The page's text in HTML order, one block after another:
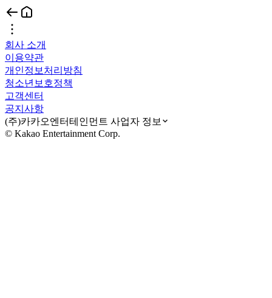
회사 소개
이용약관
개인정보처리방침
청소년보호정책
고객센터
공지사항
(주)카카오엔터테인먼트 사업자 정보
© Kakao Entertainment Corp.